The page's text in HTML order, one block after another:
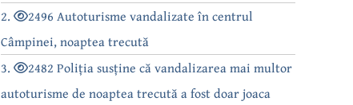
2.
2496 Autoturisme vandalizate în centrul
Câmpinei, noaptea trecută
3.
2482 Poliția susține că vandalizarea mai multor
autoturisme de noaptea trecută a fost doar joaca